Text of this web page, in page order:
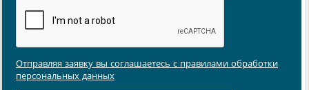
Отправляя заявку вы соглашаетесь с правилами обработки
персональных данных